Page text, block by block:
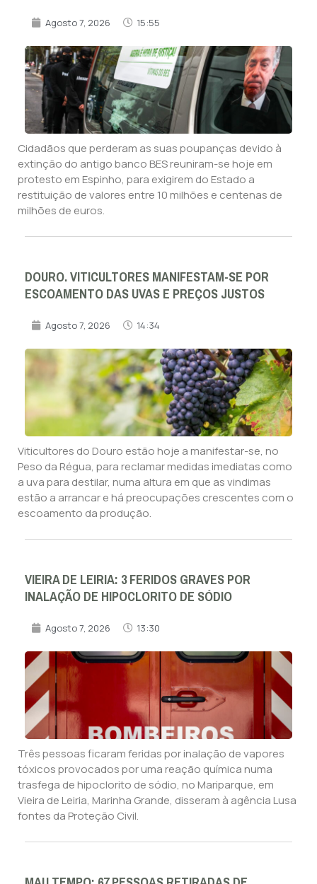
Agosto 7, 2026 15:55
Cidadãos que perderam as suas poupanças devido à
extinção do antigo banco BES reuniram-se hoje em
protesto em Espinho, para exigirem do Estado a
restituição de valores entre 10 milhões e centenas de
milhões de euros.
DOURO. VITICULTORES MANIFESTAM-SE POR
ESCOAMENTO DAS UVAS E PREÇOS JUSTOS
Agosto 7, 2026 14:34
Viticultores do Douro estão hoje a manifestar-se, no
Peso da Régua, para reclamar medidas imediatas como
a uva para destilar, numa altura em que as vindimas
estão a arrancar e há preocupações crescentes com o
escoamento da produção.
VIEIRA DE LEIRIA: 3 FERIDOS GRAVES POR
INALAÇÃO DE HIPOCLORITO DE SÓDIO
Agosto 7, 2026 13:30
Três pessoas ficaram feridas por inalação de vapores
tóxicos provocados por uma reação química numa
trasfega de hipoclorito de sódio, no Mariparque, em
Vieira de Leiria, Marinha Grande, disseram à agência Lusa
fontes da Proteção Civil.